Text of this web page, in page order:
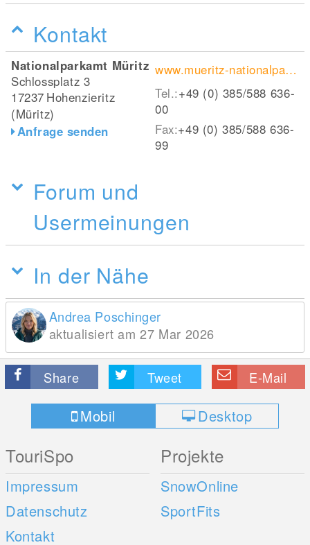
Kontakt
Nationalparkamt Müritz
Schlossplatz 3
17237 Hohenzieritz
(Müritz)
Anfrage senden
www.mueritz-nationalpark.de
Tel.:+49 (0) 385/588 636-
00
Fax:+49 (0) 385/588 636-
99
Forum und
Usermeinungen
In der Nähe
Andrea Poschinger
aktualisiert am 27 Mar 2026
Share Tweet E-Mail
Mobil Desktop
TouriSpo
Impressum
Datenschutz
Kontakt
Projekte
SnowOnline
SportFits